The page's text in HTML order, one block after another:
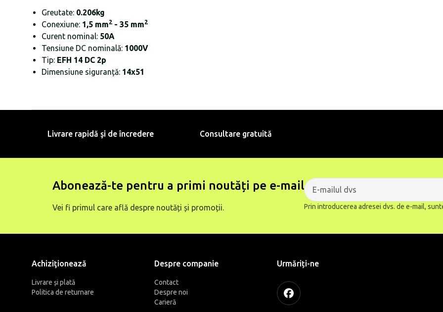
Greutate: 0.206kg
Conexiune: 1,5 mm2 - 35 mm2
Curent nominal: 50A
Tensiune DC nominală: 1000V
Tip: EFH 14 DC 2p
Dimensiune siguranță: 14x51
Livrare rapidă şi de încredere Consultare gratuită
Abonează-te pentru a primi noutăți pe e-mail
Vei fi primul care află despre noutăți și promoții. Prin introducerea adresei dvs. de e-mail,
Achiziţionează
Livrare și plată
Politica de returnare
Despre companie
Contact
Despre noi
Carieră
Urmăriți-ne